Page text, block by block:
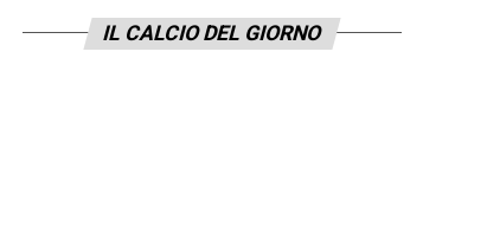
IL CALCIO DEL GIORNO